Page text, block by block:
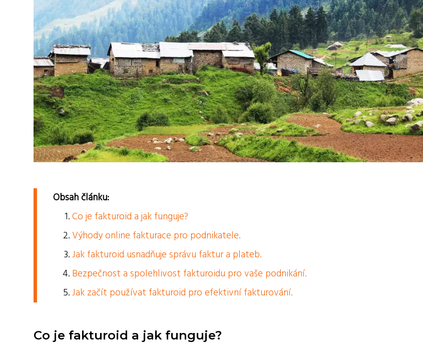
Obsah článku:
Co je fakturoid a jak funguje?
Výhody online fakturace pro podnikatele.
Jak fakturoid usnadňuje správu faktur a plateb.
Bezpečnost a spolehlivost fakturoidu pro vaše podnikání.
Jak začít používat fakturoid pro efektivní fakturování.
Co je fakturoid a jak funguje?